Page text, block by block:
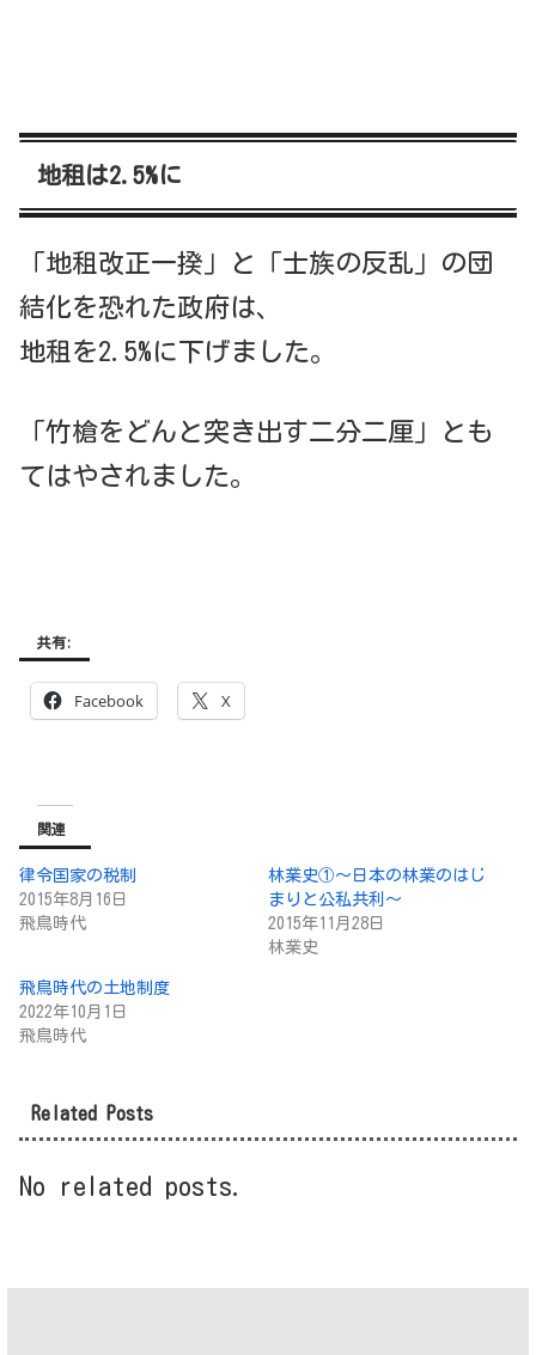
地租は2.5%に
「地租改正一揆」と「士族の反乱」の団
結化を恐れた政府は、
地租を2.5%に下げました。
「竹槍をどんと突き出す二分二厘」とも
てはやされました。
共有:
Facebook X
関連
律令国家の税制
2015年8月16日
飛鳥時代
林業史①～日本の林業のはじ
まりと公私共利～
2015年11月28日
林業史
飛鳥時代の土地制度
2022年10月1日
飛鳥時代
Related Posts
No related posts.